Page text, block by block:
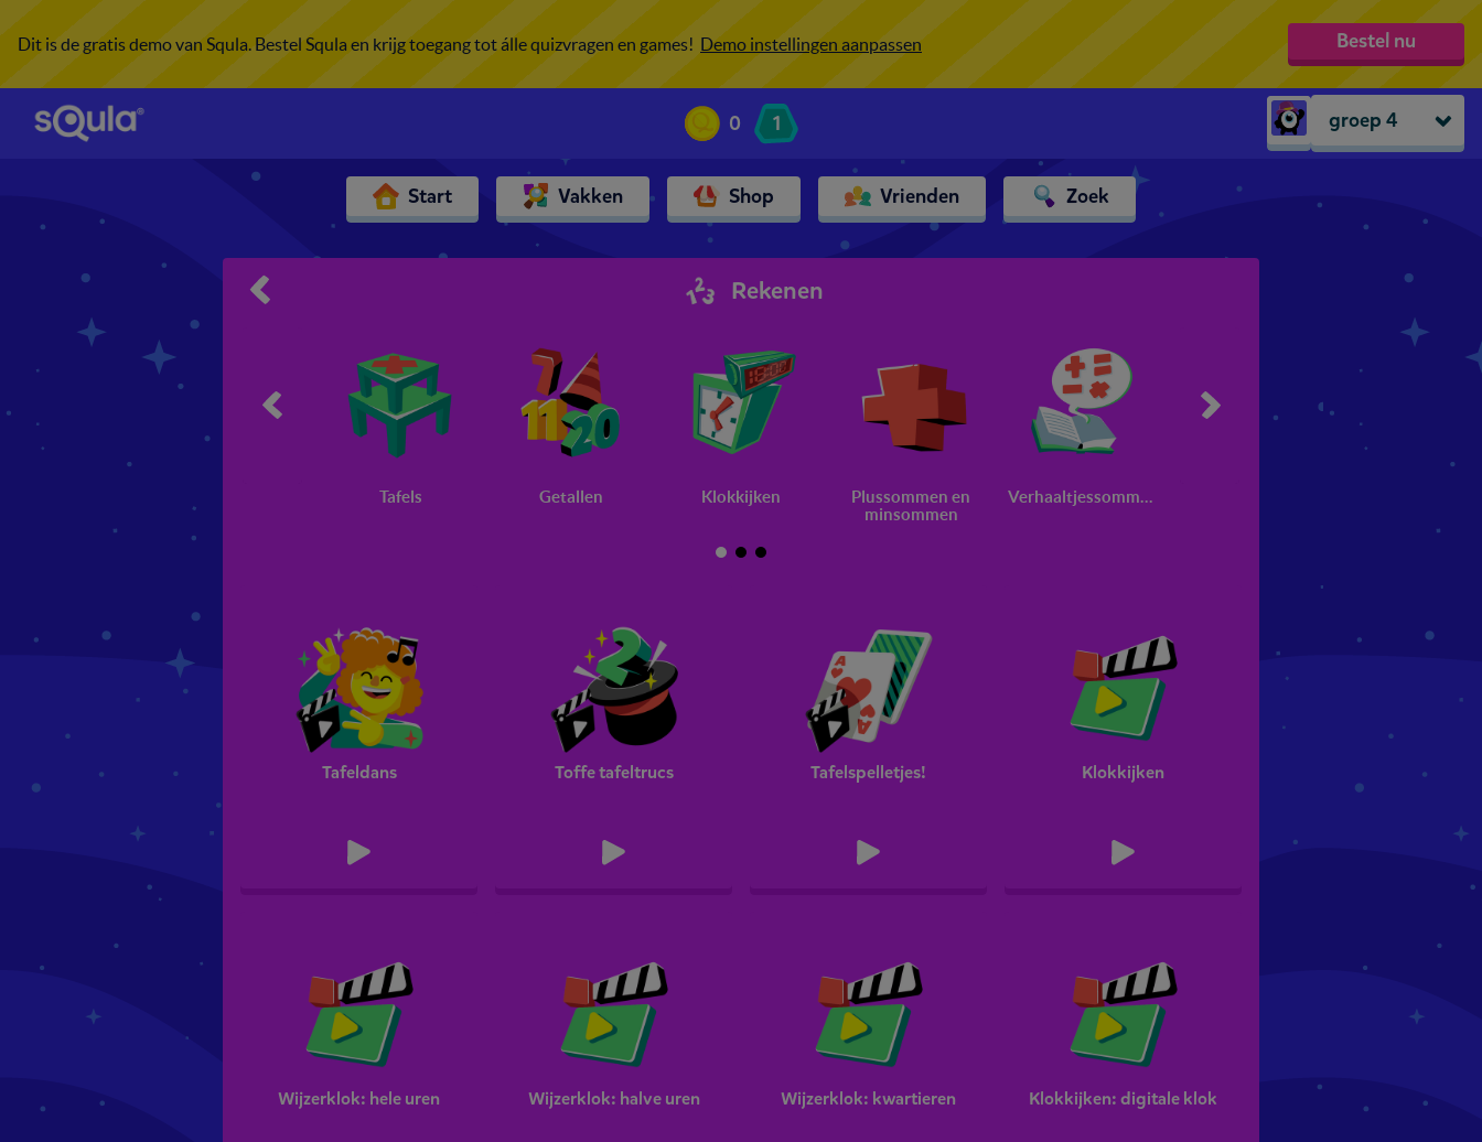
Dit is de gratis demo van Squla. Bestel Squla en krijg toegang tot álle quizvragen en games! Demo instellingen aanpassen Bestel nu
0 1 groep 4
groep 1
groep 4
groep 5
Start Vakken Shop Vrienden Zoek
Rekenen
Tafels Getallen Klokkijken
Plussommen en
minsommen
Verhaaltjessommen
Tafeldans Toffe tafeltrucs Tafelspelletjes! Klokkijken
Wijzerklok: hele uren Wijzerklok: halve uren Wijzerklok: kwartieren Klokkijken: digitale klok